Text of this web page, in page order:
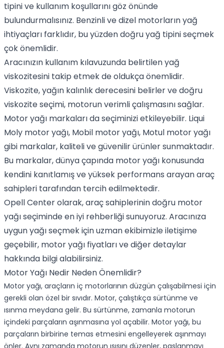
tipini ve kullanım koşullarını göz önünde
bulundurmalısınız. Benzinli ve dizel motorların yağ
ihtiyaçları farklıdır, bu yüzden doğru yağ tipini seçmek
çok önemlidir.
Aracınızın kullanım kılavuzunda belirtilen yağ
viskozitesini takip etmek de oldukça önemlidir.
Viskozite, yağın kalınlık derecesini belirler ve doğru
viskozite seçimi, motorun verimli çalışmasını sağlar.
Motor yağı markaları da seçiminizi etkileyebilir. Liqui
Moly motor yağı, Mobil motor yağı, Motul motor yağı
gibi markalar, kaliteli ve güvenilir ürünler sunmaktadır.
Bu markalar, dünya çapında motor yağı konusunda
kendini kanıtlamış ve yüksek performans arayan araç
sahipleri tarafından tercih edilmektedir.
Opell Center olarak, araç sahiplerinin doğru motor
yağı seçiminde en iyi rehberliği sunuyoruz. Aracınıza
uygun yağı seçmek için uzman ekibimizle iletişime
geçebilir, motor yağı fiyatlarıve diğer detaylar
hakkında bilgi alabilirsiniz.
Motor Yağı Nedir Neden Önemlidir?
Motor yağı, araçların iç motorlarının düzgün çalışabilmesi için
gerekli olan özel bir sıvıdır. Motor, çalıştıkça sürtünme ve
ısınma meydana gelir. Bu sürtünme, zamanla motorun
içindeki parçaların aşınmasına yol açabilir. Motor yağı, bu
parçaların birbirine temas etmesini engelleyerek aşınmayı
önler. Aynı zamanda motorun ısısını düzenler, paslanmayı